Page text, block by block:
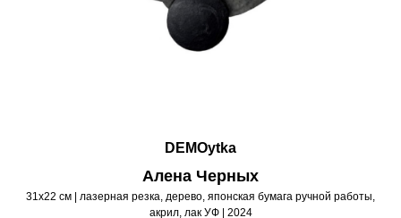
DEMOytka
Алена Черных
31х22 см | лазерная резка, дерево, японская бумага ручной работы,
акрил, лак УФ | 2024